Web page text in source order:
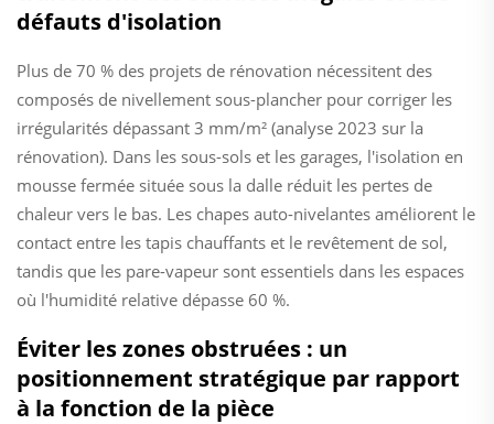
défauts d'isolation
Plus de 70 % des projets de rénovation nécessitent des
composés de nivellement sous-plancher pour corriger les
irrégularités dépassant 3 mm/m² (analyse 2023 sur la
rénovation). Dans les sous-sols et les garages, l'isolation en
mousse fermée située sous la dalle réduit les pertes de
chaleur vers le bas. Les chapes auto-nivelantes améliorent le
contact entre les tapis chauffants et le revêtement de sol,
tandis que les pare-vapeur sont essentiels dans les espaces
où l'humidité relative dépasse 60 %.
Éviter les zones obstruées : un
positionnement stratégique par rapport
à la fonction de la pièce